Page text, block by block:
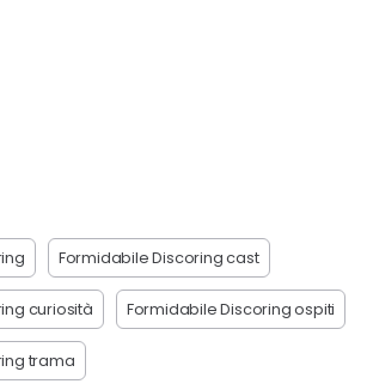
Formidabile Discoring cast
curiosità Formidabile Discoring ospiti
trama